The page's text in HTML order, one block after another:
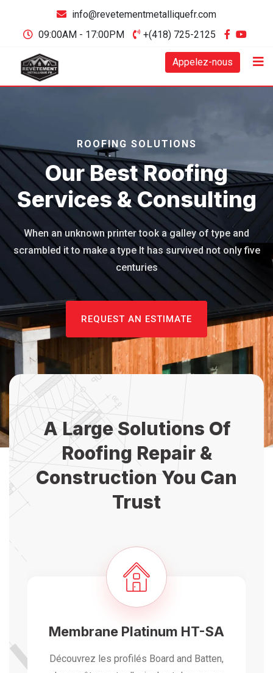
info@revetementmetalliquefr.com
09:00AM - 17:00PM
+(418) 725-2125
Appelez-nous
ROOFING SOLUTIONS
Our Best Roofing
Services & Consulting
When an unknown printer took a galley of type and
scrambled it tomake a type It has survived not only five
centuries
REQUEST AN ESTIMATE
A Large Solutions Of
Roofing Repair &
Construction You Can
Trust
Membrane Platinum HT-SA
Découvrez les profilés Board and Batten,